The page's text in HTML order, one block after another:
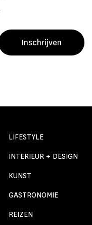
Inschrijven
LIFESTYLE
INTERIEUR + DESIGN
KUNST
GASTRONOMIE
REIZEN